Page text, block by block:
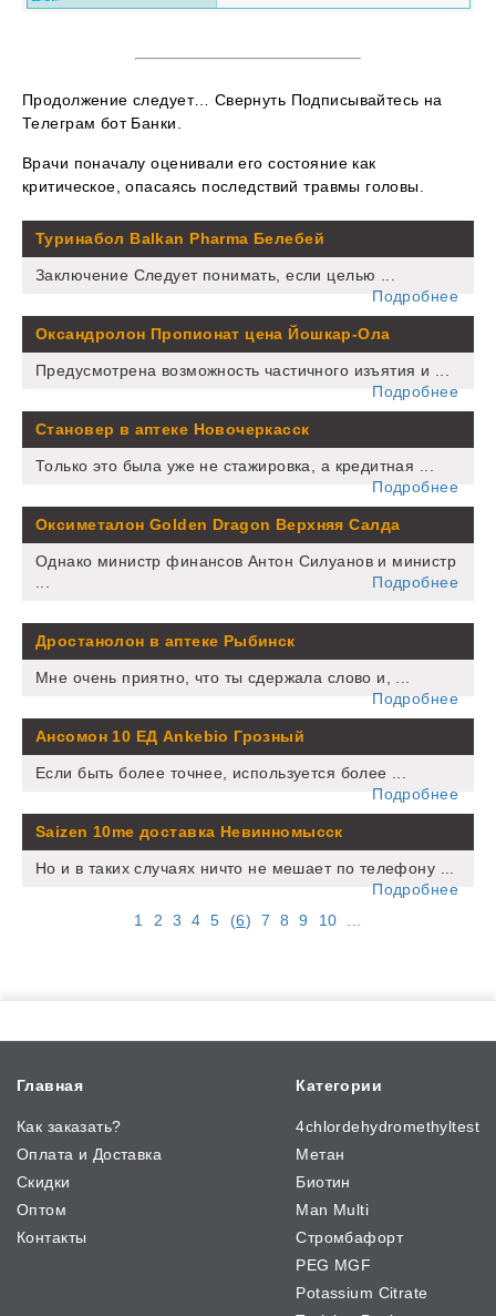
Продолжение следует… Свернуть Подписывайтесь на
Телеграм бот Банки.
Врачи поначалу оценивали его состояние как
критическое, опасаясь последствий травмы головы.
Туринабол Balkan Pharma Белебей
Заключение Следует понимать, если целью ...
Подробнее
Оксандролон Пропионат цена Йошкар-Ола
Предусмотрена возможность частичного изъятия и ...
Подробнее
Становер в аптеке Новочеркасск
Только это была уже не стажировка, а кредитная ...
Подробнее
Оксиметалон Golden Dragon Верхняя Салда
Однако министр финансов Антон Силуанов и министр
Подробнее
Дростанолон в аптеке Рыбинск
Мне очень приятно, что ты сдержала слово и, ...
Подробнее
Ансомон 10 ЕД Ankebio Грозный
Если быть более точнее, используется более ...
Подробнее
Saizen 10me доставка Невинномысск
Но и в таких случаях ничто не мешает по телефону ...
Подробнее
1
2 3 4 5 (6) 7 8 9 10
Главная
Как заказать?
Оплата и Доставка
Скидки
Оптом
Контакты
Категории
4chlordehydromethyltest
Метан
Биотин
Man Multi
Стромбафорт
PEG MGF
Potassium Citrate